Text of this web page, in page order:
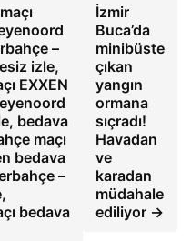
–
izle,
EXXEN
bedava
maçı
bedava
–
bedava
İzmir
Buca’da
minibüste
çıkan
yangın
ormana
sıçradı!
Havadan
ve
karadan
müdahale
ediliyor →